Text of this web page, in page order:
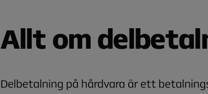
Allt om
Delbetalning på hårdvara är ett